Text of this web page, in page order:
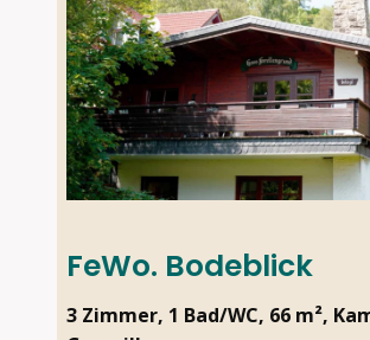
FeWo. Bodeblick
3 Zimmer, 1 Bad/WC, 66 m²,